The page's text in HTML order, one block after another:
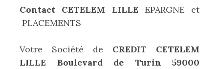
Contact CETELEM LILLE EPARGNE et
PLACEMENTS
Votre Société de CREDIT CETELEM
LILLE Boulevard de Turin 59000